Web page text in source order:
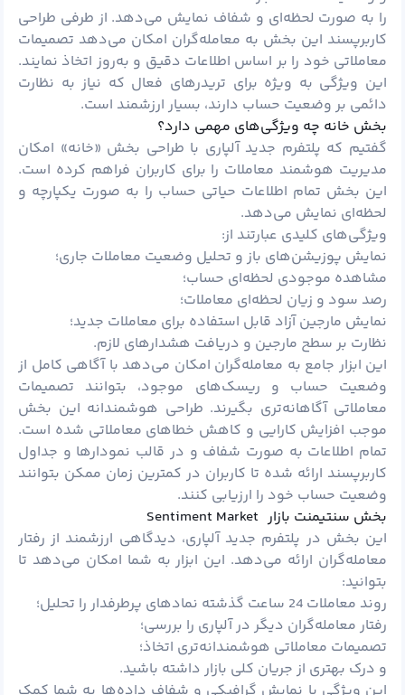
را به صورت لحظه‌ای و شفاف نمایش می‌دهد. از طرفی طراحی
کاربرپسند این بخش به معامله‌گران امکان می‌دهد تصمیمات
معاملاتی خود را بر اساس اطلاعات دقیق و به‌روز اتخاذ نمایند.
این ویژگی به ویژه برای تریدرهای فعال که نیاز به نظارت
دائمی بر وضعیت حساب دارند، بسیار ارزشمند است.
بخش خانه چه ویژگی‌های مهمی دارد؟
گفتیم که پلتفرم جدید آلپاری با طراحی بخش «خانه» امکان
مدیریت هوشمند معاملات را برای کاربران فراهم کرده است.
این بخش تمام اطلاعات حیاتی حساب را به صورت یکپارچه و
لحظه‌ای نمایش می‌دهد.
ویژگی‌های کلیدی عبارتند از:
نمایش پوزیشن‌های باز و تحلیل وضعیت معاملات جاری؛
مشاهده موجودی لحظه‌ای حساب؛
رصد سود و زیان لحظه‌ای معاملات؛
نمایش مارجین آزاد قابل استفاده برای معاملات جدید؛
نظارت بر سطح مارجین و دریافت هشدارهای لازم.
این ابزار جامع به معامله‌گران امکان می‌دهد با آگاهی کامل از
وضعیت حساب و ریسک‌های موجود، بتوانند تصمیمات
معاملاتی آگاهانه‌تری بگیرند. طراحی هوشمندانه این بخش
موجب افزایش کارایی و کاهش خطاهای معاملاتی شده است.
تمام اطلاعات به صورت شفاف و در قالب نمودارها و جداول
کاربرپسند ارائه شده‌ تا کاربران در کمترین زمان ممکن بتوانند
وضعیت حساب خود را ارزیابی کنند.
بخش ﺳﻨﺘﯿﻤﻨﺖ ﺑﺎزار Sentiment Market
این بخش در پلتفرم جدید آلپاری، دیدگاهی ارزشمند از رفتار
معامله‌گران ارائه می‌دهد. این ابزار به شما امکان می‌دهد تا
بتوانید:
روند معاملات 24 ساعت گذشته نمادهای پرطرفدار را تحلیل؛
رفتار معامله‌گران دیگر در آلپاری را بررسی؛
تصمیمات معاملاتی هوشمندانه‌تری اتخاذ؛
و درک بهتری از جریان کلی بازار داشته باشید.